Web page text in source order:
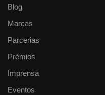
Blog
Marcas
Parcerias
Prémios
Imprensa
Eventos